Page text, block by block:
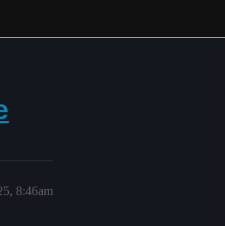
8:46am